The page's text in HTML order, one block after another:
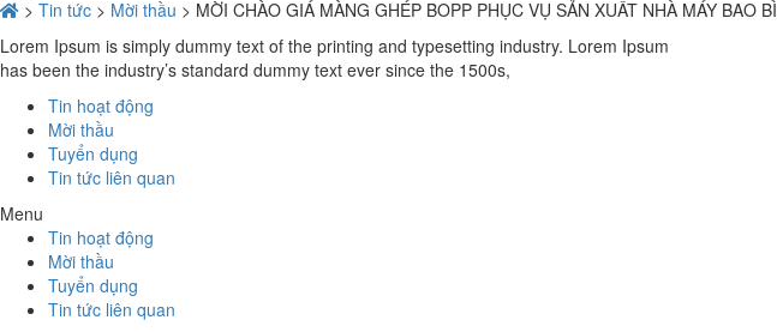
> Tin tức > Mời thầu > MỜI CHÀO GIÁ MÀNG GHÉP BOPP PHỤC VỤ SẢN XUẤT NHÀ MÁY BAO BÌ
Lorem Ipsum is simply dummy text of the printing and typesetting industry. Lorem Ipsum
has been the industry’s standard dummy text ever since the 1500s,
Tin hoạt động
Mời thầu
Tuyển dụng
Tin tức liên quan
Menu
Tin hoạt động
Mời thầu
Tuyển dụng
Tin tức liên quan